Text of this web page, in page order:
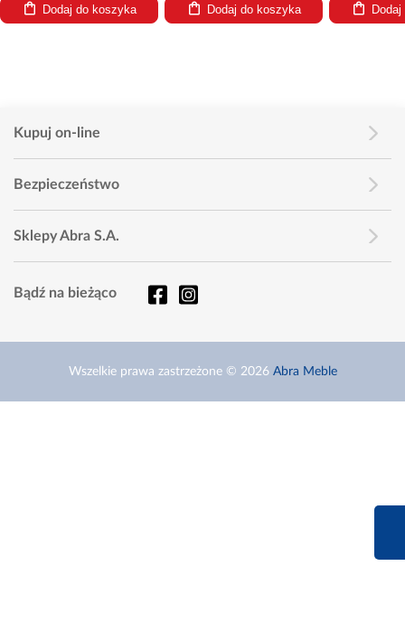
Dodaj do koszyka Dodaj do koszyka
Kupuj on-line
Bezpieczeństwo
Sklepy Abra S.A.
Bądź na bieżąco
Wszelkie prawa zastrzeżone © 2026 Abra Meble